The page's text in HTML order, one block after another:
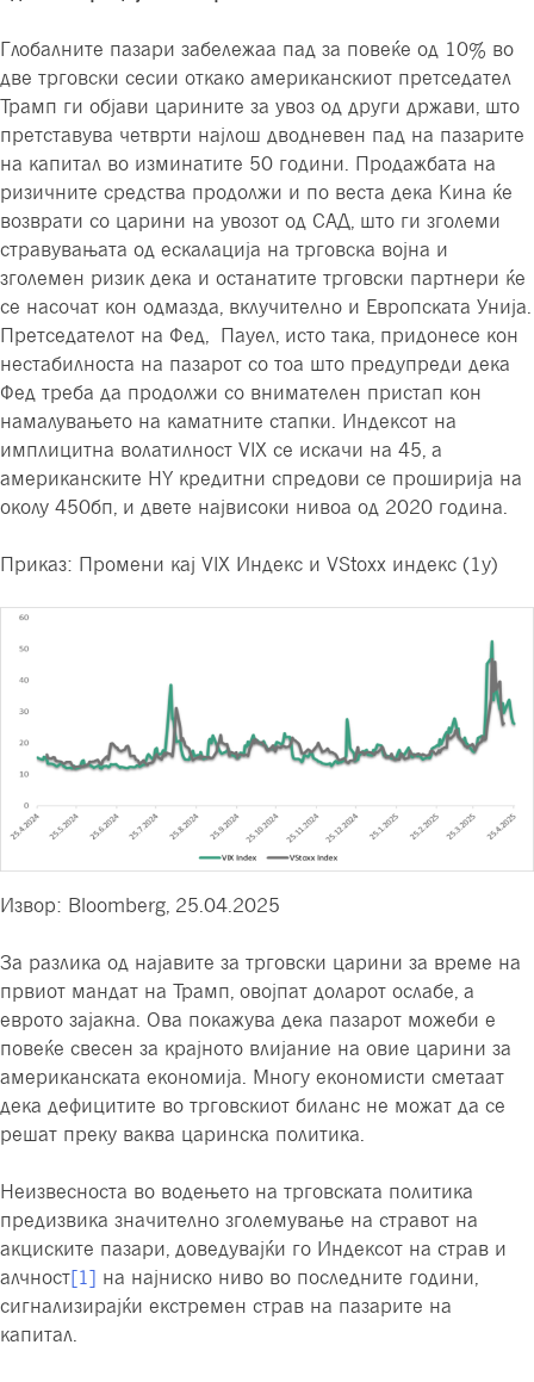
Глобалните пазари забележаа пад за повеќе од 10% во
две трговски сесии откако американскиот претседател
Трамп ги објави царините за увоз од други држави, што
претставува четврти најлош дводневен пад на пазарите
на капитал во изминатите 50 години. Продажбата на
ризичните средства продолжи и по веста дека Кина ќе
возврати со царини на увозот од САД, што ги зголеми
стравувањата од ескалација на трговска војна и
зголемен ризик дека и останатите трговски партнери ќе
се насочат кон одмазда, вклучително и Европската Унија.
Претседателот на Фед, Пауел, исто така, придонесе кон
нестабилноста на пазарот со тоа што предупреди дека
Фед треба да продолжи со внимателен пристап кон
намалувањето на каматните стапки. Индексот на
имплицитна волатилност VIX се искачи на 45, а
американските HY кредитни спредови се проширија на
околу 450бп, и двете највисоки нивоа од 2020 година.
Приказ: Промени кај VIX Индекс и VStoxx индекс (1y)
Извор: Bloomberg, 25.04.2025
За разлика од најавите за трговски царини за време на
првиот мандат на Трамп, овојпат доларот ослабе, а
еврото зајакна. Ова покажува дека пазарот можеби е
повеќе свесен за крајното влијание на овие царини за
американската економија. Многу економисти сметаат
дека дефицитите во трговскиот биланс не можат да се
решат преку ваква царинска политика.
Неизвесноста во водењето на трговската политика
предизвика значително зголемување на стравот на
акциските пазари, доведувајќи го Индексот на страв и
алчност[1] на најниско ниво во последните години,
сигнализирајќи екстремен страв на пазарите на
капитал.